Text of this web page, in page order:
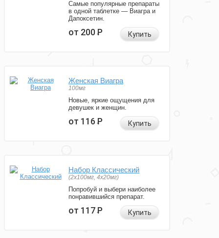
Самые популярные препараты
в одной таблетке — Виагра и
Дапоксетин.
от 200Р Купить
Женская Виагра
100мг
Новые, яркие ощущения для
девушек и женщин.
от 116Р Купить
Набор Классический
(2x100мг, 4x20мг)
Попробуй и выбери наиболее
понравившийся препарат.
от 117Р Купить